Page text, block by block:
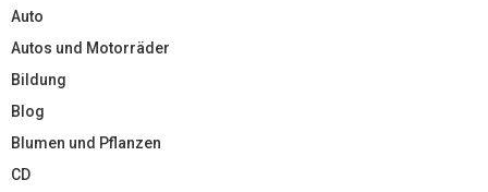
Auto
Autos und Motorräder
Bildung
Blog
Blumen und Pflanzen
CD